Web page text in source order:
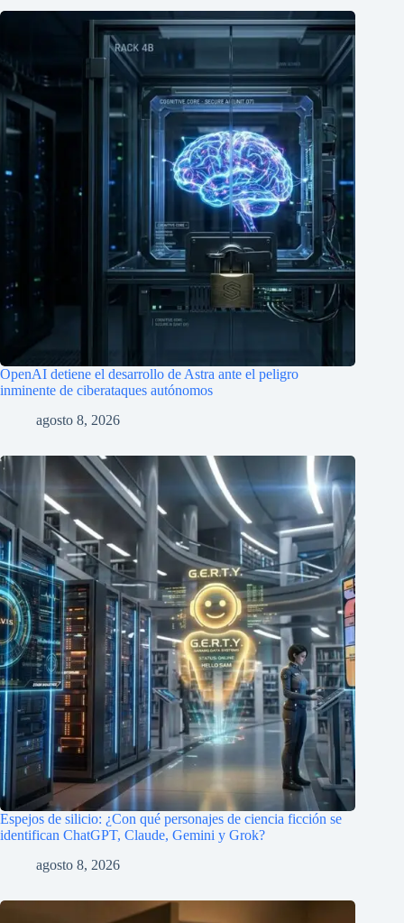
OpenAI detiene el desarrollo de Astra ante el peligro
inminente de ciberataques autónomos
agosto 8, 2026
Espejos de silicio: ¿Con qué personajes de ciencia ficción se
identifican ChatGPT, Claude, Gemini y Grok?
agosto 8, 2026